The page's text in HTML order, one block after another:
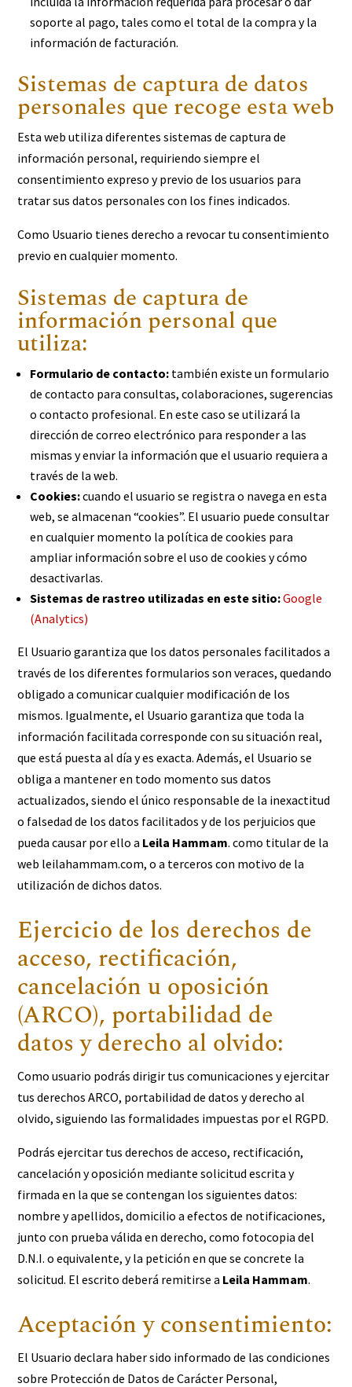
soporte al pago, tales como el total de la compra y la
información de facturación.
Sistemas de captura de datos
personales que recoge esta web
Esta web utiliza diferentes sistemas de captura de
información personal, requiriendo siempre el
consentimiento expreso y previo de los usuarios para
tratar sus datos personales con los fines indicados.
Como Usuario tienes derecho a revocar tu consentimiento
previo en cualquier momento.
Sistemas de captura de
información personal que
utiliza:
Formulario de contacto: también existe un formulario
de contacto para consultas, colaboraciones, sugerencias
o contacto profesional. En este caso se utilizará la
dirección de correo electrónico para responder a las
mismas y enviar la información que el usuario requiera a
través de la web.
Cookies:cuando el usuario se registra o navega en esta
web, se almacenan “cookies”. El usuario puede consultar
en cualquier momento la política de cookies para
ampliar información sobre el uso de cookies y cómo
desactivarlas.
Sistemas de rastreo utilizadas en este sitio:Google
(Analytics)
El Usuario garantiza que los datos personales facilitados a
través de los diferentes formularios son veraces, quedando
obligado a comunicar cualquier modificación de los
mismos. Igualmente, el Usuario garantiza que toda la
información facilitada corresponde con su situación real,
que está puesta al día y es exacta. Además, el Usuario se
obliga a mantener en todo momento sus datos
actualizados, siendo el único responsable de la inexactitud
o falsedad de los datos facilitados y de los perjuicios que
pueda causar por ello a Leila Hammam. como titular de la
web leilahammam.com, o a terceros con motivo de la
utilización de dichos datos.
Ejercicio de los derechos de
acceso, rectificación,
cancelación u oposición
(ARCO), portabilidad de
datos y derecho al olvido:
Como usuario podrás dirigir tus comunicaciones y ejercitar
tus derechos ARCO, portabilidad de datos y derecho al
olvido, siguiendo las formalidades impuestas por el RGPD.
Podrás ejercitar tus derechos de acceso, rectificación,
cancelación y oposición mediante solicitud escrita y
firmada en la que se contengan los siguientes datos:
nombre y apellidos, domicilio a efectos de notificaciones,
junto con prueba válida en derecho, como fotocopia del
D.N.I. o equivalente, y la petición en que se concrete la
solicitud. El escrito deberá remitirse a Leila Hammam.
Aceptación y consentimiento:
El Usuario declara haber sido informado de las condiciones
sobre Protección de Datos de Carácter Personal,